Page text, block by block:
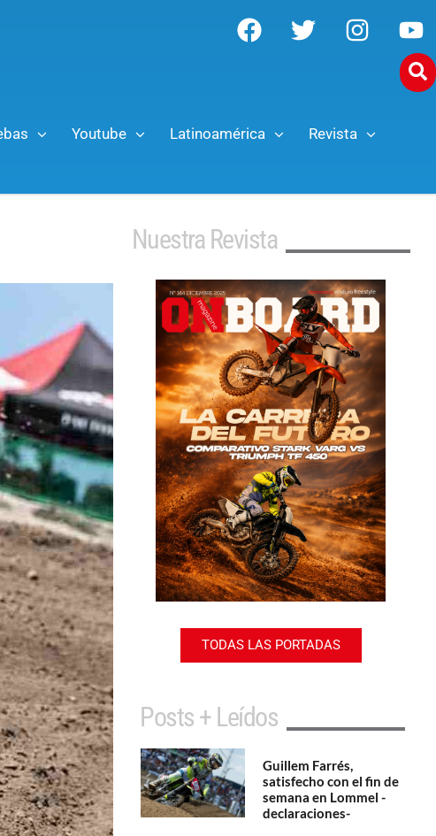
Youtube Latinoamérica Revista
Nuestra Revista
TODAS LAS PORTADAS
Posts + Leídos
Guillem Farrés,
satisfecho con el fin de
semana en Lommel -
declaraciones-